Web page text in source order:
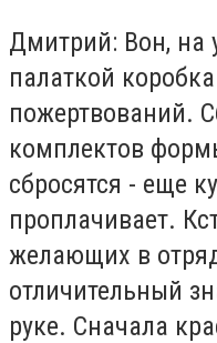
Дмитрий: Вон, на
палаткой
пожертвований.
комплектов
сбросятся - еще
проплачивает.
желающих в
отличительный
руке. Сначала